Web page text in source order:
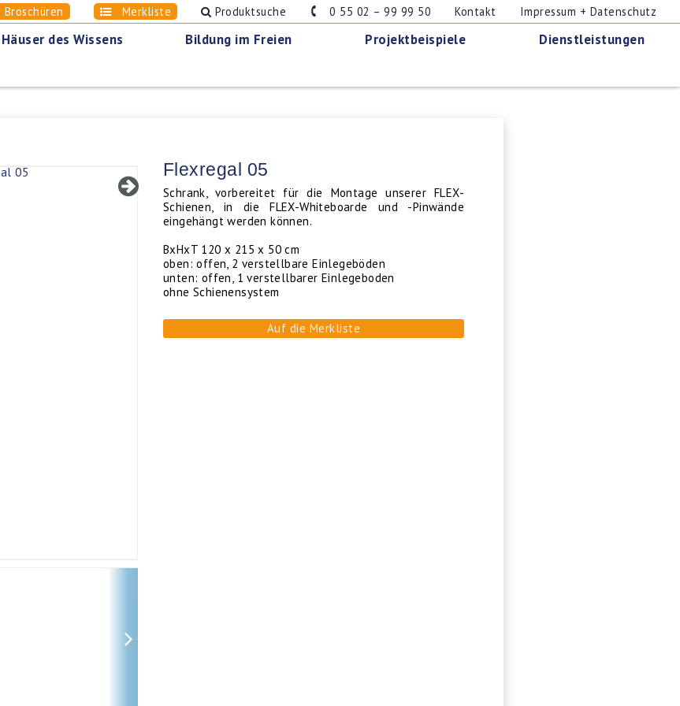
Broschüren Merkliste Produktsuche 0 55 02 – 99 99 50 Kontakt Impressum + Datenschutz
Häuser des Wissens Bildung im Freien Projektbeispiele
Dienstleistungen
Flexregal 05
Schrank, vorbereitet für die Montage unserer FLEX-
Schienen, in die FLEX-Whiteboarde und -Pinwände
eingehängt werden können.
BxHxT 120 x 215 x 50 cm
oben: offen, 2 verstellbare Einlegeböden
unten: offen, 1 verstellbarer Einlegeboden
ohne Schienensystem
Auf die Merkliste